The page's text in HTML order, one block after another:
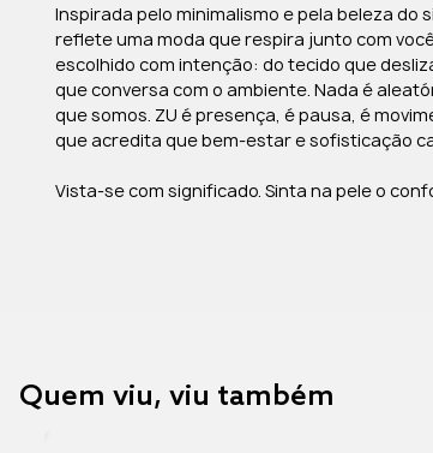
Inspirada pelo minimalismo e pela beleza do
reflete uma moda que respira junto com
escolhido com intenção: do tecido que
que conversa com o ambiente. Nada é
que somos. ZU é presença, é pausa, é
que acredita que bem-estar e sofisticação
Vista-se com significado. Sinta na pele o
Quem viu, viu também